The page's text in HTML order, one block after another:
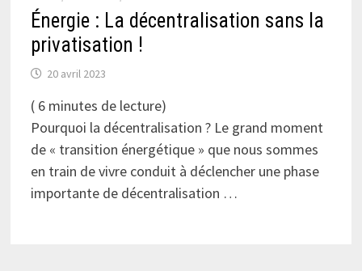
Énergie : La décentralisation sans la
privatisation !
20 avril 2023
( 6 minutes de lecture)
Pourquoi la décentralisation ? Le grand moment
de « transition énergétique » que nous sommes
en train de vivre conduit à déclencher une phase
importante de décentralisation …